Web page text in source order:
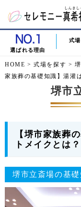
選ばれる理由
式
HOME >式場を探す >
家族葬の基礎知識】湯灌
堺市
【堺市家族葬
トメイクとは？
堺市立斎場の基礎